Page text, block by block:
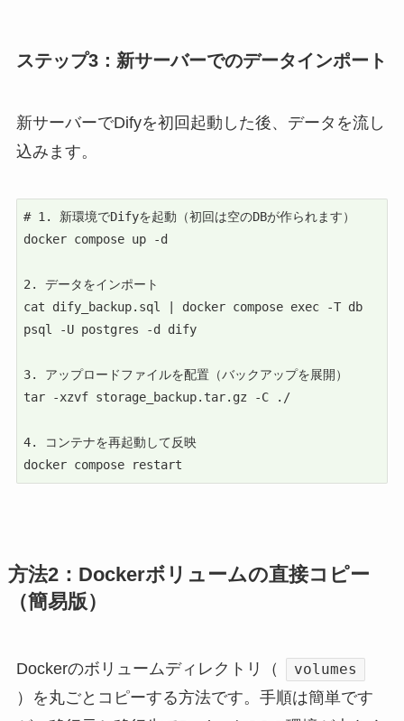
ステップ3：新サーバーでのデータインポート
新サーバーでDifyを初回起動した後、データを流し
込みます。
# 1. 新環境でDifyを起動（初回は空のDBが作られます）
docker compose up -d
2. データをインポート
cat dify_backup.sql | docker compose exec -T db
psql -U postgres -d dify
3. アップロードファイルを配置（バックアップを展開）
tar -xzvf storage_backup.tar.gz -C ./
4. コンテナを再起動して反映
docker compose restart
方法2：Dockerボリュームの直接コピー
（簡易版）
Dockerのボリュームディレクトリ（ volumes
）を丸ごとコピーする方法です。手順は簡単です